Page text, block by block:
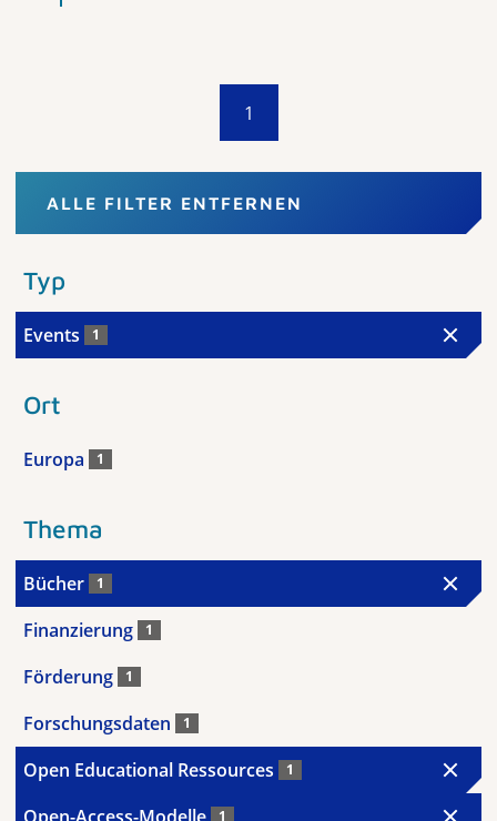
1
ALLE FILTER ENTFERNEN
Typ
Events 1
Ort
Europa 1
Thema
Bücher 1
Finanzierung 1
Förderung 1
Forschungsdaten 1
Open Educational Ressources 1
1